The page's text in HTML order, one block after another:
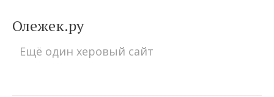
Олежек.ру
Ещё один херовый сайт